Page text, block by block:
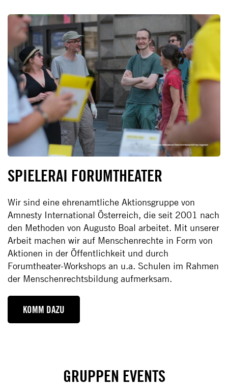
SPIELERAI FORUMTHEATER
Wir sind eine ehrenamtliche Aktionsgruppe von
Amnesty International Österreich, die seit 2001 nach
den Methoden von Augusto Boal arbeitet. Mit unserer
Arbeit machen wir auf Menschenrechte in Form von
Aktionen in der Öffentlichkeit und durch
Forumtheater-Workshops an u.a. Schulen im Rahmen
der Menschenrechtsbildung aufmerksam.
KOMM DAZU
GRUPPEN EVENTS